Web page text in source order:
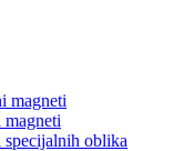
magneti
specijalnih oblika